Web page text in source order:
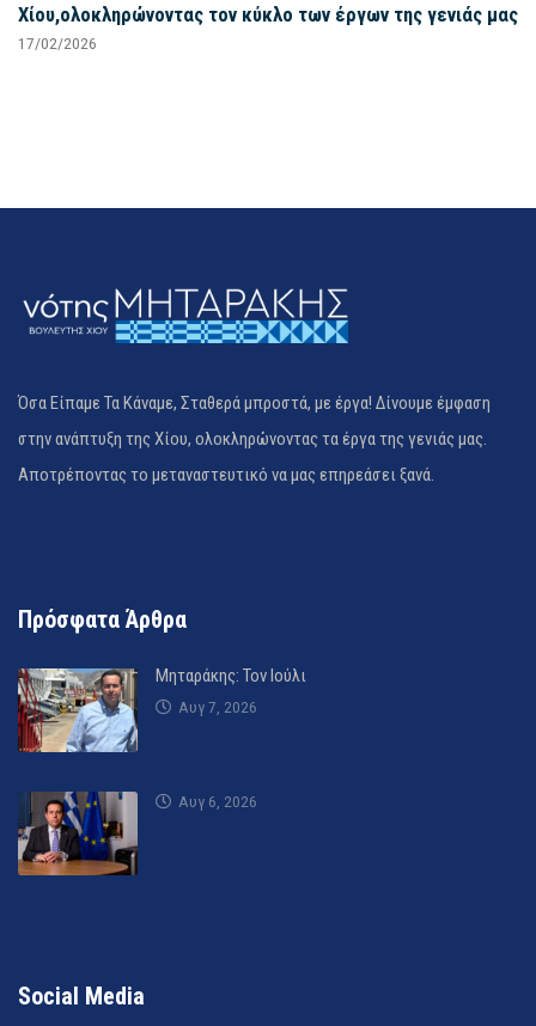
Χίου,ολοκληρώνοντας τον κύκλο των έργων της γενιάς μας
17/02/2026
Όσα Είπαμε Τα Κάναμε, Σταθερά μπροστά, με έργα! Δίνουμε έμφαση
στην ανάπτυξη της Χίου, ολοκληρώνοντας τα έργα της γενιάς μας.
Αποτρέποντας το μεταναστευτικό να μας επηρεάσει ξανά.
Πρόσφατα Άρθρα
Μηταράκης: Τον Ιούλι
Αυγ 7, 2026
Αυγ 6, 2026
Social Media